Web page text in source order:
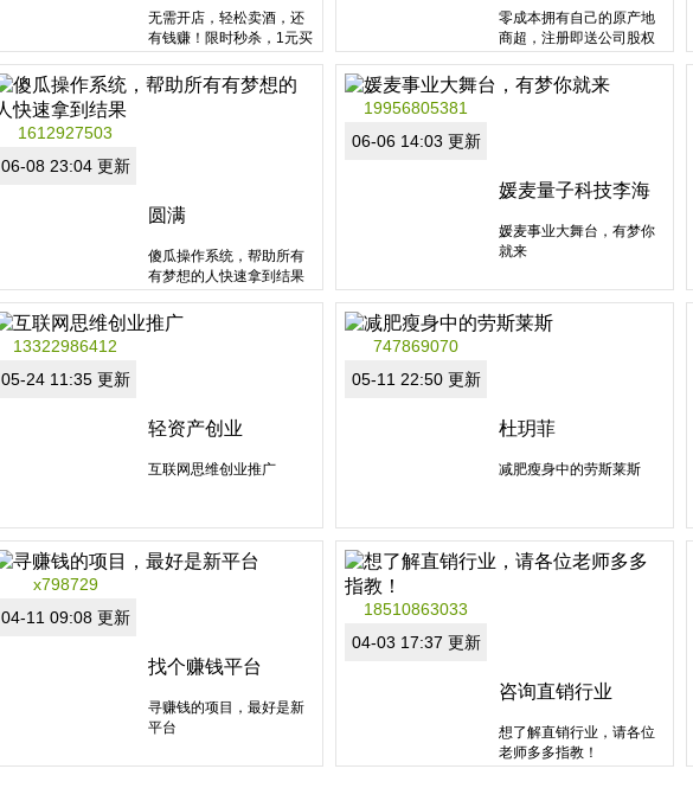
无需开店，轻松卖酒，还
有钱赚！限时秒杀，1元买
酒。
零成本拥有自己的原产地
商超，注册即送公司股权
+大病医疗基金。
1612927503
06-08 23:04 更新
圆满
傻瓜操作系统，帮助所有
有梦想的人快速拿到结果
19956805381
06-06 14:03 更新
媛麦量子科技李海
媛麦事业大舞台，有梦你
就来
13322986412
05-24 11:35 更新
轻资产创业
互联网思维创业推广
747869070
05-11 22:50 更新
杜玥菲
减肥瘦身中的劳斯莱斯
x798729
04-11 09:08 更新
找个赚钱平台
寻赚钱的项目，最好是新
平台
18510863033
04-03 17:37 更新
咨询直销行业
想了解直销行业，请各位
老师多多指教！